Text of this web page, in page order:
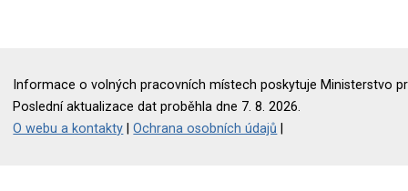
Informace o volných pracovních místech poskytuje Ministerstvo
Poslední aktualizace dat proběhla dne 7. 8. 2026.
O webu a kontakty |Ochrana osobních údajů